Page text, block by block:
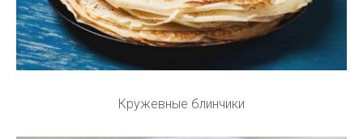
Кружевные блинчики